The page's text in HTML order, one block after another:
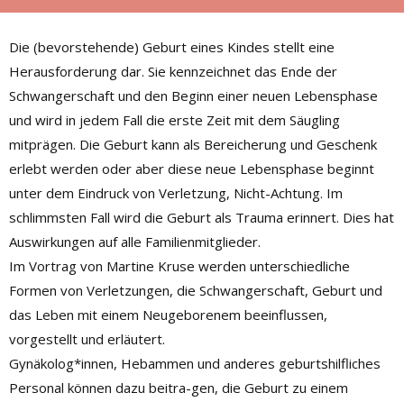
Die (bevorstehende) Geburt eines Kindes stellt eine
Herausforderung dar. Sie kennzeichnet das Ende der
Schwangerschaft und den Beginn einer neuen Lebensphase
und wird in jedem Fall die erste Zeit mit dem Säugling
mitprägen. Die Geburt kann als Bereicherung und Geschenk
erlebt werden oder aber diese neue Lebensphase beginnt
unter dem Eindruck von Verletzung, Nicht-Achtung. Im
schlimmsten Fall wird die Geburt als Trauma erinnert. Dies hat
Auswirkungen auf alle Familienmitglieder.
Im Vortrag von Martine Kruse werden unterschiedliche
Formen von Verletzungen, die Schwangerschaft, Geburt und
das Leben mit einem Neugeborenem beeinflussen,
vorgestellt und erläutert.
Gynäkolog*innen, Hebammen und anderes geburtshilfliches
Personal können dazu beitra-gen, die Geburt zu einem